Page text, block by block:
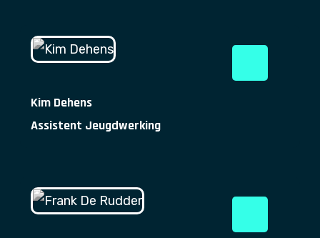
Kim Dehens
Assistent Jeugdwerking